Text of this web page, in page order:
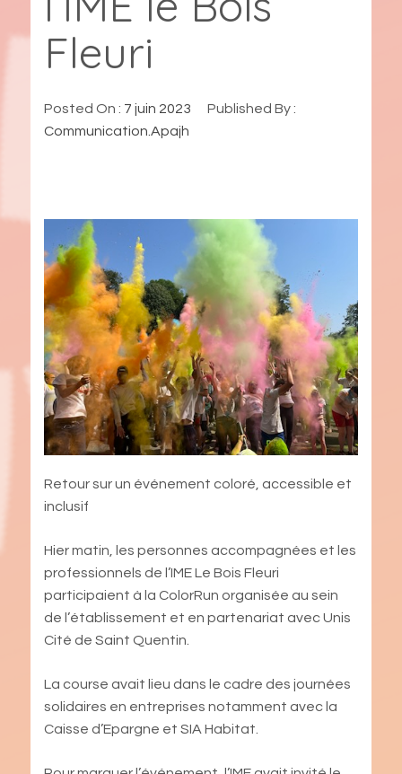
Fleuri
Posted On : 7 juin 2023
Published By :
Communication.Apajh
Retour sur un événement coloré, accessible et
inclusif
Hier matin, les personnes accompagnées et les
professionnels de l’IME Le Bois Fleuri
participaient à la ColorRun organisée au sein
de l’établissement et en partenariat avec Unis
Cité de Saint Quentin.
La course avait lieu dans le cadre des journées
solidaires en entreprises notamment avec la
Caisse d’Epargne et SIA Habitat.